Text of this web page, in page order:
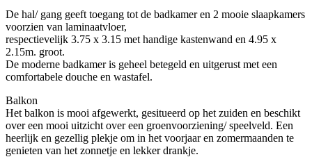
De hal/ gang geeft toegang tot de badkamer en 2 mooie slaapkamers
voorzien van laminaatvloer,
respectievelijk 3.75 x 3.15 met handige kastenwand en 4.95 x
2.15m. groot.
De moderne badkamer is geheel betegeld en uitgerust met een
comfortabele douche en wastafel.
Balkon
Het balkon is mooi afgewerkt, gesitueerd op het zuiden en beschikt
over een mooi uitzicht over een groenvoorziening/ speelveld. Een
heerlijk en gezellig plekje om in het voorjaar en zomermaanden te
genieten van het zonnetje en lekker drankje.